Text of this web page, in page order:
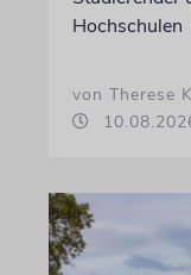
Hochschulen
von Therese